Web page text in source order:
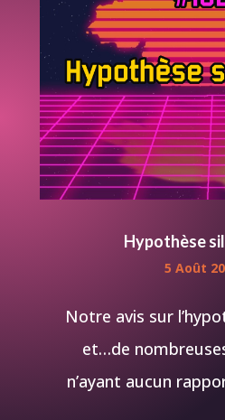
Hypothèse
5 Août
Notre avis sur
et…de
n’ayant aucun